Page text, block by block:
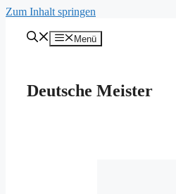
Zum Inhalt springen
Menü
Deutsche Meister